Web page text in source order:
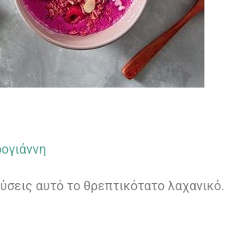
αυτό το θρεπτικότατο λαχανικό.